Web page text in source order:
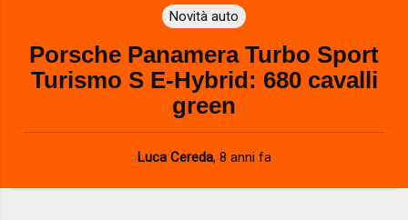
Novità auto
Porsche Panamera Turbo Sport
Turismo S E-Hybrid: 680 cavalli
green
Luca Cereda, 8 anni fa